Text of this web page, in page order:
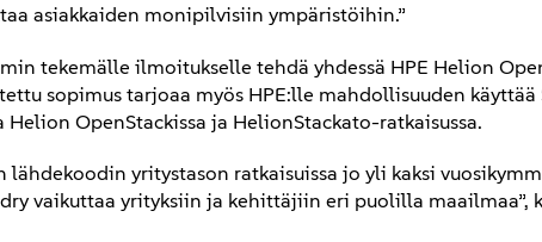
asiakkaiden monipilvisiin ympäristöihin.”
tekemälle ilmoitukselle tehdä yhdessä HPE Helion
sopimus tarjoaa myös HPE:lle mahdollisuuden käyttää
OpenStackissa ja HelionStackato-ratkaisussa.
yritystason ratkaisuissa jo yli kaksi
vaikuttaa yrityksiin ja kehittäjiin eri puolilla maailmaa”,